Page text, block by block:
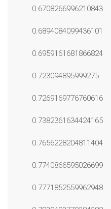
0.6708266996210843
0.6894084099436101
0.6959161681866824
0.723094895999275
0.7269169776760616
0.7382361634424165
0.7656228204811404
0.7740866595026699
0.7771852559962948